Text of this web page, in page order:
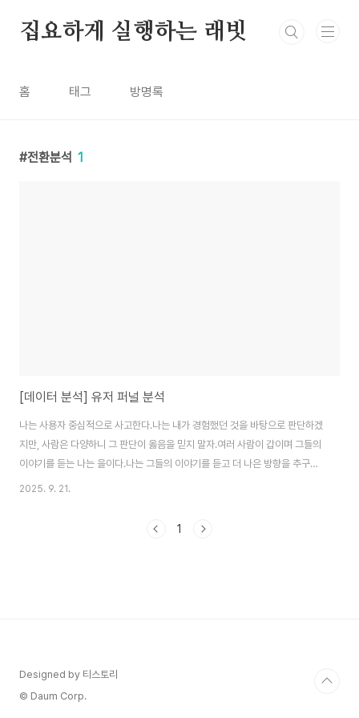
집요하게 실행하는 래빗
홈 태그 방명록
전환분석 1
[데이터 분석] 유저 퍼널 분석
나는 사용자 중심적으로 사고한다.나는 내가 경험했던 것을 바탕으로 판단하겠
지만, 사람은 다양하니 그 판단이 옳음을 믿지 말자.여러 사람이 갑이며 그들의
이야기를 듣는 나는 을이다.나는 그들의 이야기를 듣고 더 나은 방향을 추구한
다.퍼널 분석, AARRR을 알아보자. 퍼널 분석이란?깔때기 분석이라고도 한다.
대해 데이터를 분석하여 그들이 나가는 시점과 왜 나가는지 이유를 분석하는
2025. 9. 21.
1
Designed by 티스토리
© Daum Corp.